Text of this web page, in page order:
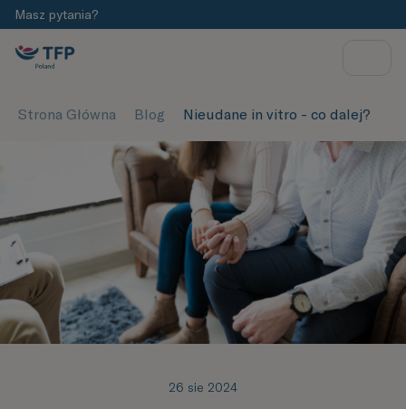
Masz pytania?
Strona Główna Blog Nieudane in vitro - co dalej?
26 sie 2024